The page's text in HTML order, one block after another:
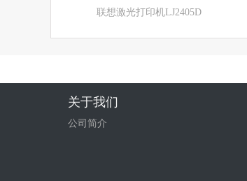
联想激光打印机LJ2405D
关于我们
公司简介